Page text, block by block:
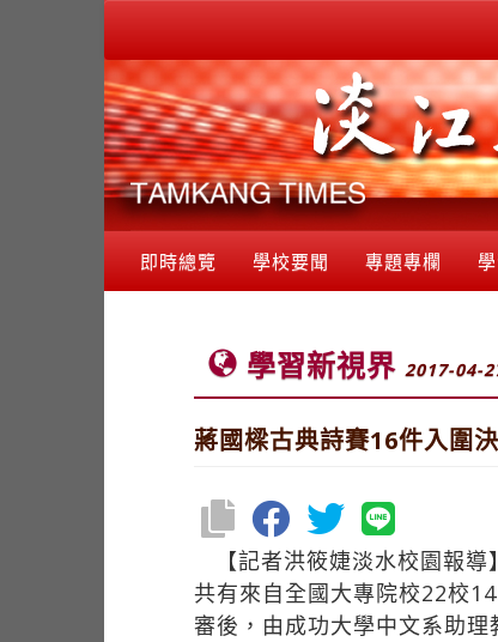
即時總覽 學校要聞 專題專欄
學習新視界 2017-04-
蔣國樑古典詩賽16件入圍
【記者洪筱婕淡水校園報
共有來自全國大專院校22校
審後，由成功大學中文系助